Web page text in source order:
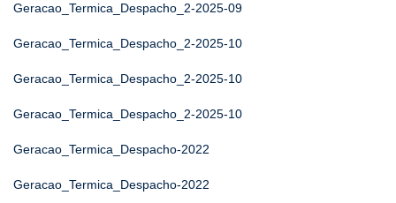
Geracao_Termica_Despacho_2-2025-09
Geracao_Termica_Despacho_2-2025-10
Geracao_Termica_Despacho_2-2025-10
Geracao_Termica_Despacho_2-2025-10
Geracao_Termica_Despacho-2022
Geracao_Termica_Despacho-2022